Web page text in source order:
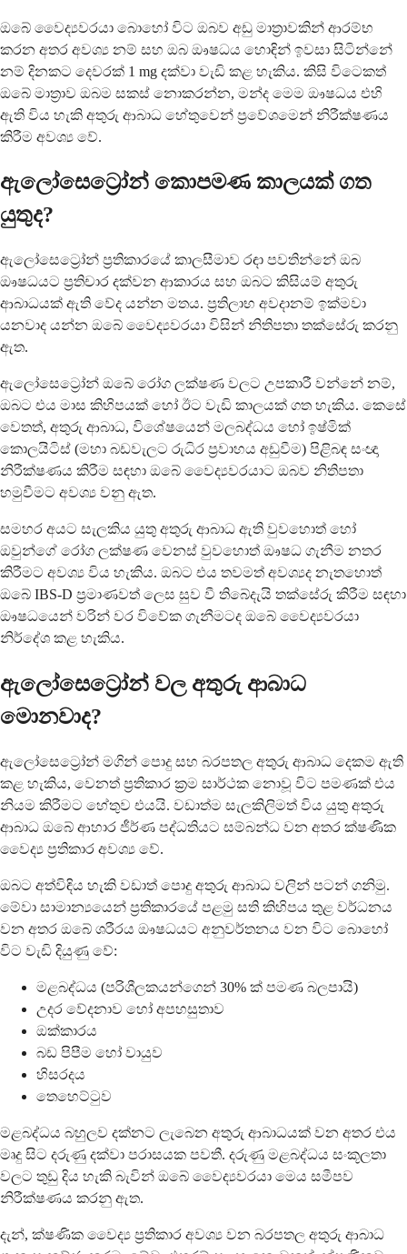
ඔබේ වෛද්‍යවරයා බොහෝ විට ඔබව අඩු මාත්‍රාවකින් ආරම්භ
කරන අතර අවශ්‍ය නම් සහ ඔබ ඖෂධය හොඳින් ඉවසා සිටින්නේ
නම් දිනකට දෙවරක් 1 mg දක්වා වැඩි කළ හැකිය. කිසි විටෙකත්
ඔබේ මාත්‍රාව ඔබම සකස් නොකරන්න, මන්ද මෙම ඖෂධය එහි
ඇති විය හැකි අතුරු ආබාධ හේතුවෙන් ප්‍රවේශමෙන් නිරීක්ෂණය
කිරීම අවශ්‍ය වේ.
ඇලෝසෙට්‍රෝන් කොපමණ කාලයක් ගත
යුතුද?
ඇලෝසෙට්‍රෝන් ප්‍රතිකාරයේ කාලසීමාව රඳා පවතින්නේ ඔබ
ඖෂධයට ප්‍රතිචාර දක්වන ආකාරය සහ ඔබට කිසියම් අතුරු
ආබාධයක් ඇති වේද යන්න මතය. ප්‍රතිලාභ අවදානම් ඉක්මවා
යනවාද යන්න ඔබේ වෛද්‍යවරයා විසින් නිතිපතා තක්සේරු කරනු
ඇත.
ඇලෝසෙට්‍රෝන් ඔබේ රෝග ලක්ෂණ වලට උපකාරී වන්නේ නම්,
ඔබට එය මාස කිහිපයක් හෝ ඊට වැඩි කාලයක් ගත හැකිය. කෙසේ
වෙතත්, අතුරු ආබාධ, විශේෂයෙන් මලබද්ධය හෝ ඉෂ්මික්
කොලයිටිස් (මහා බඩවැලට රුධිර ප්‍රවාහය අඩුවීම) පිළිබඳ සංඥා
නිරීක්ෂණය කිරීම සඳහා ඔබේ වෛද්‍යවරයාට ඔබව නිතිපතා
හමුවීමට අවශ්‍ය වනු ඇත.
සමහර අයට සැලකිය යුතු අතුරු ආබාධ ඇති වුවහොත් හෝ
ඔවුන්ගේ රෝග ලක්ෂණ වෙනස් වුවහොත් ඖෂධ ගැනීම නතර
කිරීමට අවශ්‍ය විය හැකිය. ඔබට එය තවමත් අවශ්‍යද නැතහොත්
ඔබේ IBS-D ප්‍රමාණවත් ලෙස සුව වී තිබේදැයි තක්සේරු කිරීම සඳහා
ඖෂධයෙන් වරින් වර විවේක ගැනීමටද ඔබේ වෛද්‍යවරයා
නිර්දේශ කළ හැකිය.
ඇලෝසෙට්‍රෝන් වල අතුරු ආබාධ
මොනවාද?
ඇලෝසෙට්‍රෝන් මගින් පොදු සහ බරපතල අතුරු ආබාධ දෙකම ඇති
කළ හැකිය, වෙනත් ප්‍රතිකාර ක්‍රම සාර්ථක නොවූ විට පමණක් එය
නියම කිරීමට හේතුව එයයි. වඩාත්ම සැලකිලිමත් විය යුතු අතුරු
ආබාධ ඔබේ ආහාර ජීර්ණ පද්ධතියට සම්බන්ධ වන අතර ක්ෂණික
වෛද්‍ය ප්‍රතිකාර අවශ්‍ය වේ.
ඔබට අත්විඳිය හැකි වඩාත් පොදු අතුරු ආබාධ වලින් පටන් ගනිමු.
මේවා සාමාන්‍යයෙන් ප්‍රතිකාරයේ පළමු සති කිහිපය තුළ වර්ධනය
වන අතර ඔබේ ශරීරය ඖෂධයට අනුවර්තනය වන විට බොහෝ
විට වැඩි දියුණු වේ:
මළබද්ධය (පරිශීලකයන්ගෙන් 30% ක් පමණ බලපායි)
උදර වේදනාව හෝ අපහසුතාව
ඔක්කාරය
බඩ පිපීම හෝ වායුව
හිසරදය
තෙහෙට්ටුව
මළබද්ධය බහුලව දක්නට ලැබෙන අතුරු ආබාධයක් වන අතර එය
මෘදු සිට දරුණු දක්වා පරාසයක පවතී. දරුණු මළබද්ධය සංකූලතා
වලට තුඩු දිය හැකි බැවින් ඔබේ වෛද්‍යවරයා මෙය සමීපව
නිරීක්ෂණය කරනු ඇත.
දැන්, ක්ෂණික වෛද්‍ය ප්‍රතිකාර අවශ්‍ය වන බරපතල අතුරු ආබාධ